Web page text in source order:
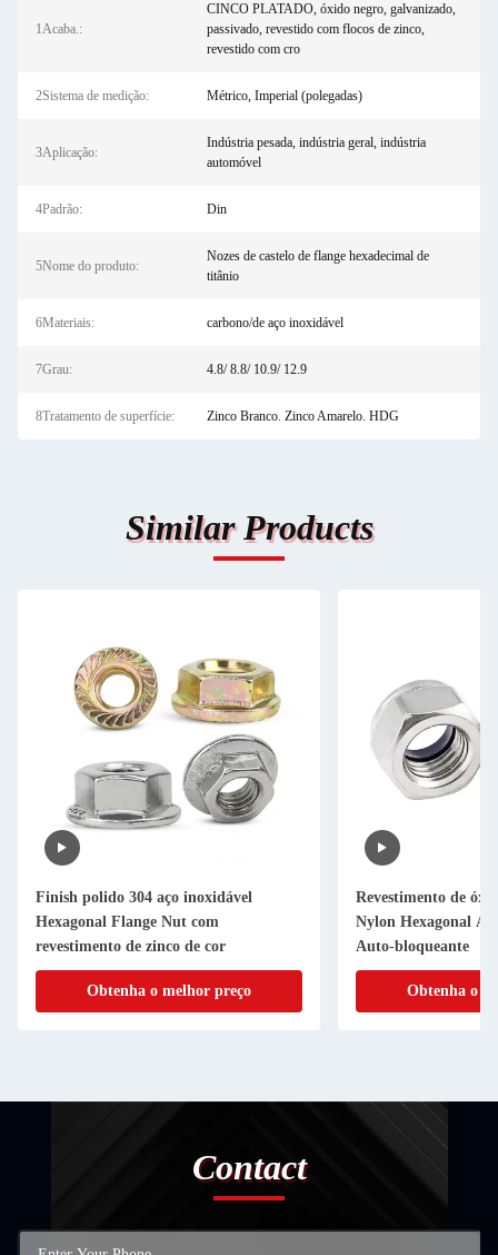
1Acaba.:
CINCO PLATADO, óxido negro, galvanizado,
passivado, revestido com flocos de zinco,
revestido com cro
2Sistema de medição: Métrico, Imperial (polegadas)
3Aplicação:
Indústria pesada, indústria geral, indústria
automóvel
4Padrão: Din
5Nome do produto:
Nozes de castelo de flange hexadecimal de
titânio
6Materiais: carbono/de aço inoxidável
7Grau: 4.8/ 8.8/ 10.9/ 12.9
8Tratamento de superfície: Zinco Branco. Zinco Amarelo. HDG
Similar Products
Finish polido 304 aço inoxidável
Hexagonal Flange Nut com
revestimento de zinco de cor
Obtenha o melhor preço
Revestimento de
Nylon Hexagonal
Auto-bloqueante
Obtenha o
Contact